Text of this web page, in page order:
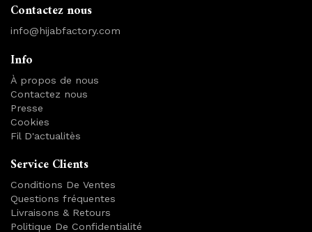
Contactez nous
info@hijabfactory.com
Info
À propos de nous
Contactez nous
Presse
Cookies
Fil D'actualitès
Service Clients
Conditions De Ventes
Questions fréquentes
Livraisons & Retours
Politique De Confidentialité